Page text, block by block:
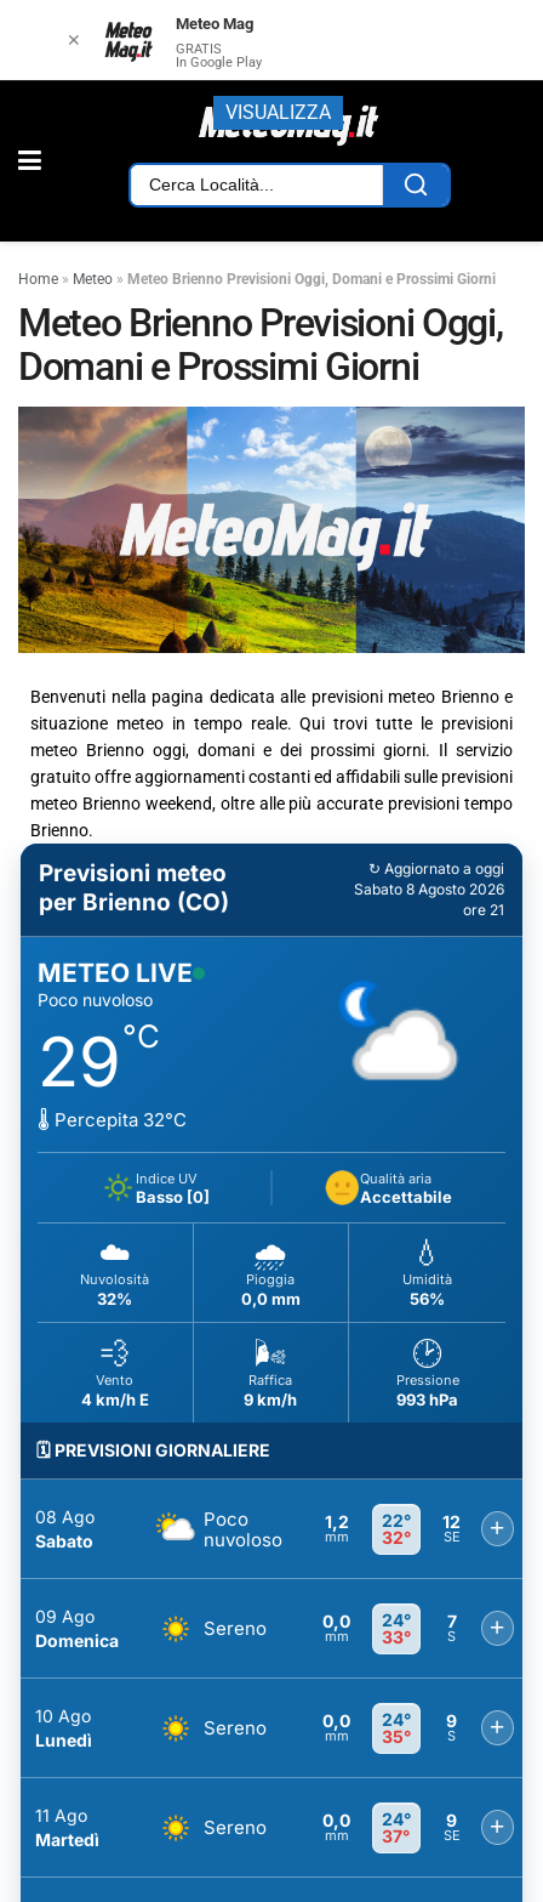
Home » Meteo » Meteo Brienno Previsioni Oggi, Domani e Prossimi Giorni
Meteo Brienno Previsioni Oggi,
Domani e Prossimi Giorni
Benvenuti nella pagina dedicata alle previsioni meteo Brienno e
situazione meteo in tempo reale. Qui trovi tutte le previsioni
meteo Brienno oggi, domani e dei prossimi giorni. Il servizio
gratuito offre aggiornamenti costanti ed affidabili sulle previsioni
meteo Brienno weekend, oltre alle più accurate previsioni tempo
Brienno.
Previsioni meteo
per Brienno (CO)
↻ Aggiornato a oggi
Sabato 8 Agosto 2026
ore 21
METEO LIVE
Poco nuvoloso
29°C
🌡️ Percepita 32°C
Indice UV
Basso [0]
Qualità aria
Accettabile
☁️
Nuvolosità
32%
🌧️
Pioggia
0,0 mm
💧
Umidità
56%
💨
Vento
4 km/h E
🌬️
Raffica
9 km/h
🕑
Pressione
993 hPa
🗓️ PREVISIONI GIORNALIERE
08 Ago
Sabato
Poco
nuvoloso
1,2
mm
22°
32°
12
SE +
09 Ago
Domenica
Sereno 0,0
mm
24°
33°
7
S +
10 Ago
Lunedì
Sereno 0,0
mm
24°
35°
9
S +
11 Ago
Martedì
Sereno 0,0
mm
24°
37°
9
SE +
✕
Meteo Mag
GRATIS
In Google Play
VISUALIZZA